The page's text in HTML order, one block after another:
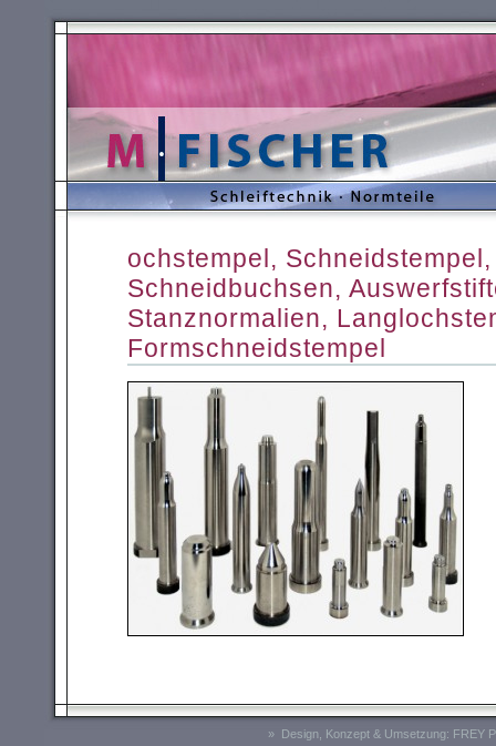
ochstempel, Schneidstempel,
Schneidbuchsen,
Stanznormalien,
Formschneidstempel
» Design, Konzept & Umsetzung: FREY